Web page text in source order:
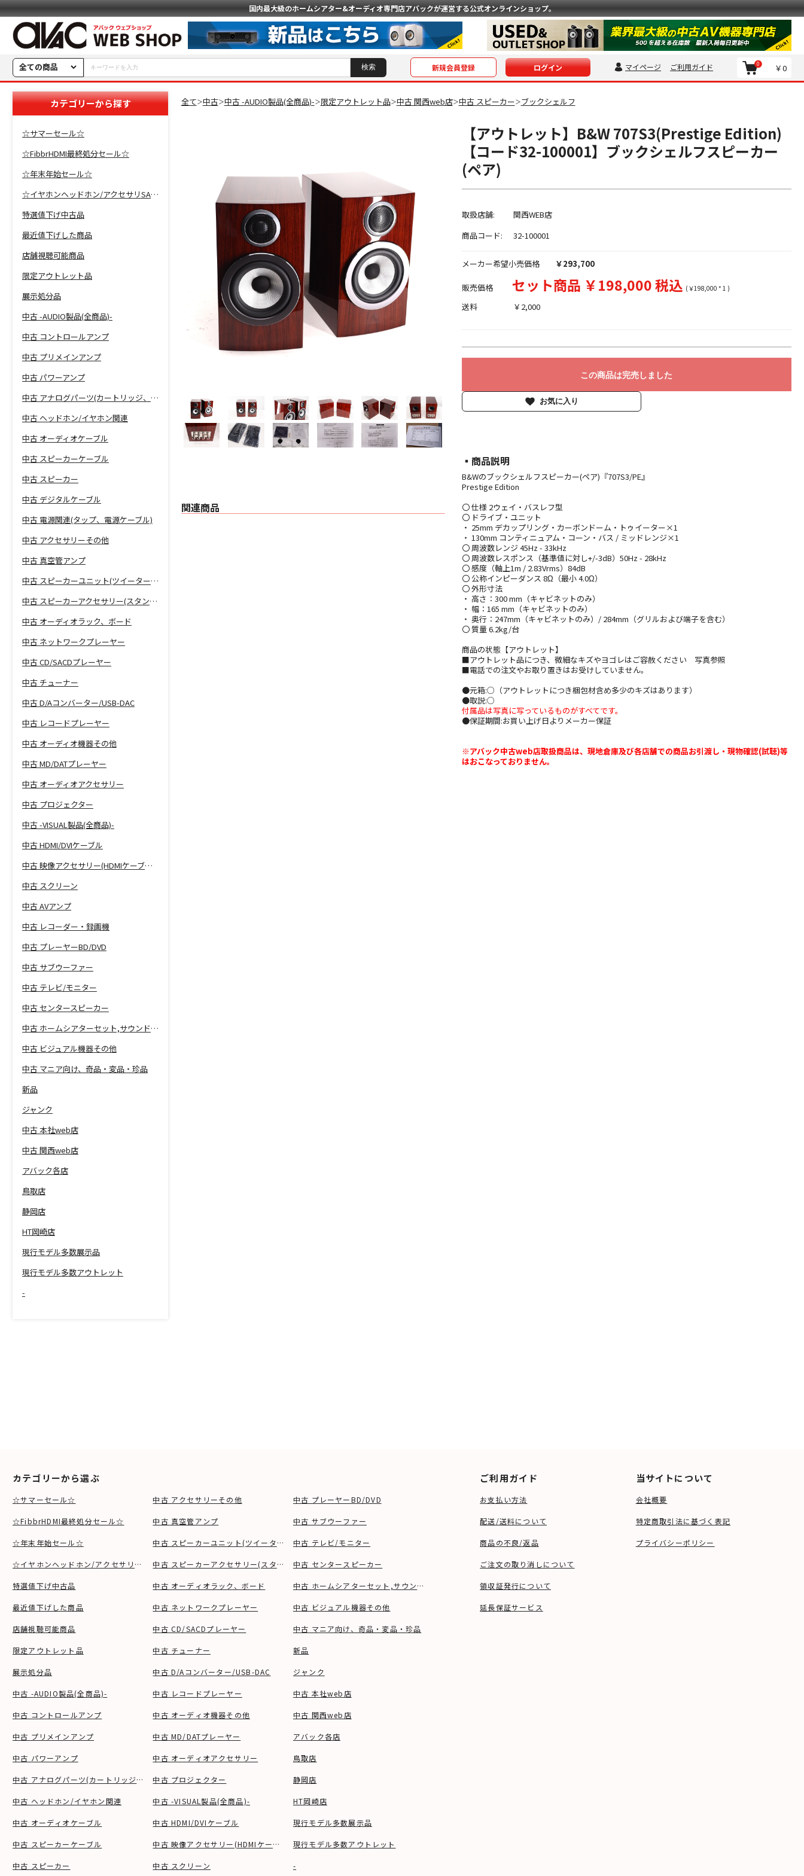
国内最大級のホームシアター&オーディオ専門店アバックが運営する公式オンラインショップ。
全ての商品 新規会員登録 ログイン マイページ ご利用ガイド ￥0
0
カテゴリーから探す
☆サマーセール☆
☆FibbrHDMI最終処分セール☆
☆年末年始セール☆
☆イヤホンヘッドホン/アクセサリSALE☆
特選値下げ中古品
最近値下げした商品
店舗視聴可能商品
限定アウトレット品
展示処分品
中古 -AUDIO製品(全商品)-
中古 コントロールアンプ
中古 プリメインアンプ
中古 パワーアンプ
中古 アナログパーツ(カートリッジ、シェル等)
中古 ヘッドホン/イヤホン関連
中古 オーディオケーブル
中古 スピーカーケーブル
中古 スピーカー
中古 デジタルケーブル
中古 電源関連(タップ、電源ケーブル)
中古 アクセサリーその他
中古 真空管アンプ
中古 スピーカーユニット(ツイーター、ウーファー等)
中古 スピーカーアクセサリー(スタンド等)
中古 オーディオラック、ボード
中古 ネットワークプレーヤー
中古 CD/SACDプレーヤー
中古 チューナー
中古 D/Aコンバーター/USB-DAC
中古 レコードプレーヤー
中古 オーディオ機器その他
中古 MD/DATプレーヤー
中古 オーディオアクセサリー
中古 プロジェクター
中古 -VISUAL製品(全商品)-
中古 HDMI/DVIケーブル
中古 映像アクセサリー(HDMIケーブル等)
中古 スクリーン
中古 AVアンプ
中古 レコーダー・録画機
中古 プレーヤーBD/DVD
中古 サブウーファー
中古 テレビ/モニター
中古 センタースピーカー
中古 ホームシアターセット,サウンドバー
中古 ビジュアル機器その他
中古 マニア向け、奇品・変品・珍品
新品
ジャンク
中古 本社web店
中古 関西web店
アバック各店
鳥取店
静岡店
HT岡崎店
現行モデル多数展示品
現行モデル多数アウトレット
-
全て＞中古＞中古 -AUDIO製品(全商品)-＞限定アウトレット品＞中古 関西web店＞中古 スピーカー＞ブックシェルフ
関連商品
【アウトレット】B&W 707S3(Prestige Edition)
【コード32-100001】ブックシェルフスピーカー
(ペア)
取扱店舗:
関西WEB店
商品コード:
32-100001
メーカー希望小売価格 ￥293,700
販売価格 セット商品 ￥198,000 税込 (￥198,000 * 1 )
送料 ￥2,000
この商品は完売しました
お気に入り
▪︎商品説明
B&Wのブックシェルフスピーカー(ペア)『707S3/PE』
Prestige Edition
〇 仕様 2ウェイ・バスレフ型
〇 ドライブ・ユニット
・ 25mm デカップリング・カーボンドーム・トゥイーター×1
・ 130mm コンティニュアム・コーン・バス / ミッドレンジ×1
〇 周波数レンジ 45Hz - 33kHz
〇 周波数レスポンス（基準値に対し+/-3dB）50Hz - 28kHz
〇 感度（軸上1m / 2.83Vrms）84dB
〇 公称インピーダンス 8Ω（最小 4.0Ω）
〇 外形寸法
・ 高さ：300 mm（キャビネットのみ）
・ 幅：165 mm（キャビネットのみ）
・ 奥行：247mm（キャビネットのみ）/ 284mm（グリルおよび端子を含む）
〇 質量 6.2kg/台
商品の状態【アウトレット】
■アウトレット品につき、微細なキズやヨゴレはご容赦ください 写真参照
■電話での注文やお取り置きはお受けしていません。
●元箱:○（アウトレットにつき梱包材含め多少のキズはあります）
●取説:○
付属品は写真に写っているものがすべてです。
●保証期間:お買い上げ日よりメーカー保証
※アバック中古web店取扱商品は、現地倉庫及び各店舗での商品お引渡し・現物確認(試聴)等
はおこなっておりません。
カテゴリーから選ぶ
☆サマーセール☆
☆FibbrHDMI最終処分セール☆
☆年末年始セール☆
☆イヤホンヘッドホン/アクセサリSALE☆
特選値下げ中古品
最近値下げした商品
店舗視聴可能商品
限定アウトレット品
展示処分品
中古 -AUDIO製品(全商品)-
中古 コントロールアンプ
中古 プリメインアンプ
中古 パワーアンプ
中古 アナログパーツ(カートリッジ、シェル等)
中古 ヘッドホン/イヤホン関連
中古 オーディオケーブル
中古 スピーカーケーブル
中古 スピーカー
中古 アクセサリーその他
中古 真空管アンプ
中古 スピーカーユニット(ツイーター、ウーファー等)
中古 スピーカーアクセサリー(スタンド等)
中古 オーディオラック、ボード
中古 ネットワークプレーヤー
中古 CD/SACDプレーヤー
中古 チューナー
中古 D/Aコンバーター/USB-DAC
中古 レコードプレーヤー
中古 オーディオ機器その他
中古 MD/DATプレーヤー
中古 オーディオアクセサリー
中古 プロジェクター
中古 -VISUAL製品(全商品)-
中古 HDMI/DVIケーブル
中古 映像アクセサリー(HDMIケーブル等)
中古 スクリーン
中古 プレーヤーBD/DVD
中古 サブウーファー
中古 テレビ/モニター
中古 センタースピーカー
中古 ホームシアターセット,サウンドバー
中古 ビジュアル機器その他
中古 マニア向け、奇品・変品・珍品
新品
ジャンク
中古 本社web店
中古 関西web店
アバック各店
鳥取店
静岡店
HT岡崎店
現行モデル多数展示品
現行モデル多数アウトレット
-
ご利用ガイド
お支払い方法
配送/送料について
商品の不良/返品
ご注文の取り消しについて
領収証発行について
延長保証サービス
当サイトについて
会社概要
特定商取引法に基づく表記
プライバシーポリシー